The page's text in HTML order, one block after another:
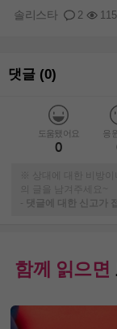
2 115
솔리스타
댓글 (0)
도움됐어요
0
응
※ 상대에 대한 비방이
의 글을 남겨주세요~
-
댓글에 대한 신고가
함께 읽으면